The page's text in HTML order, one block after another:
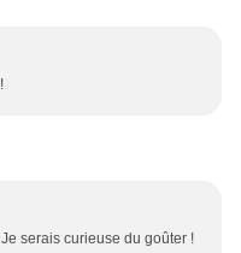
serais curieuse du goûter !